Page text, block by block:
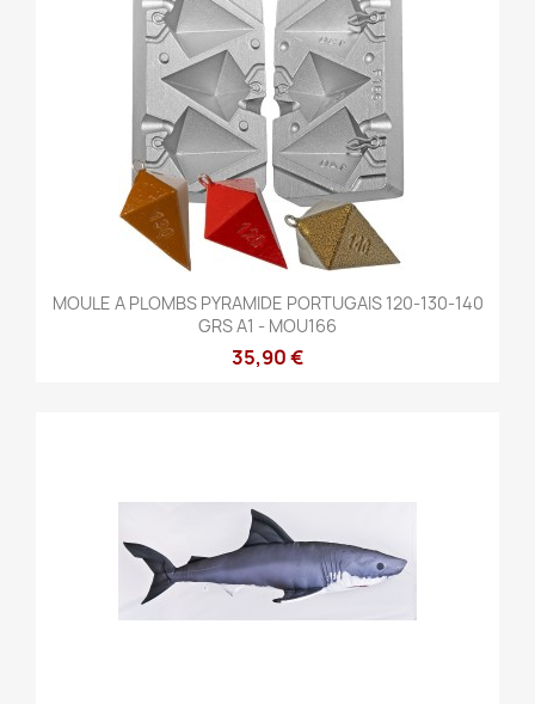
MOULE A PLOMBS PYRAMIDE PORTUGAIS 120-130-140
GRS A1 - MOU166
35,90 €